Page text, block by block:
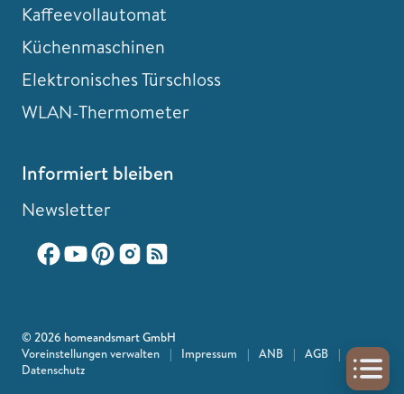
Kaffeevollautomat
Küchenmaschinen
Elektronisches Türschloss
WLAN-Thermometer
Informiert bleiben
Newsletter
© 2026 homeandsmart GmbH
Voreinstellungen verwalten
| Impressum | ANB | AGB
|
Datenschutz